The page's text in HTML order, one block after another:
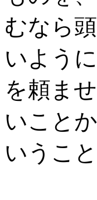
むなら
いよう
を頼ま
いこと
いうこと